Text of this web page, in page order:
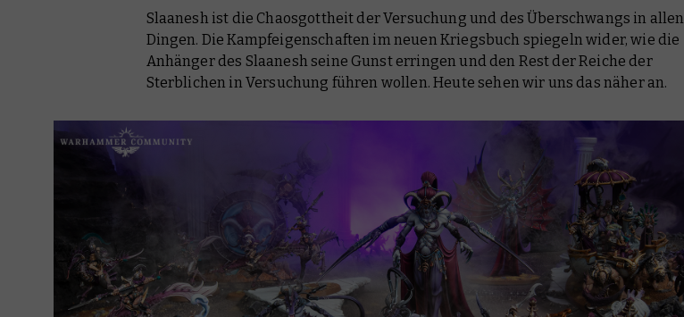
Slaanesh ist die Chaosgottheit der Versuchung und des Überschwangs in allen
Dingen. Die Kampfeigenschaften im neuen Kriegsbuch spiegeln wider, wie die
Anhänger des Slaanesh seine Gunst erringen und den Rest der Reiche der
Sterblichen in Versuchung führen wollen. Heute sehen wir uns das näher an.